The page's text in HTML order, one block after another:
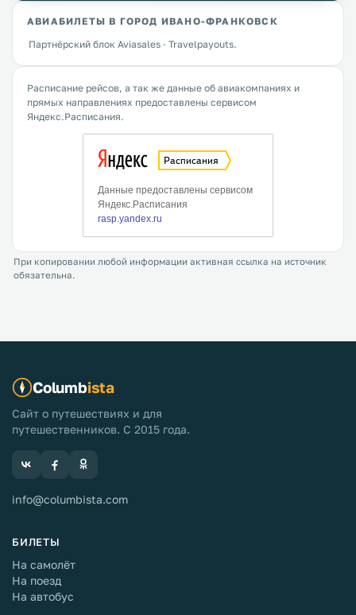
АВИАБИЛЕТЫ В ГОРОД ИВАНО-ФРАНКОВСК
Партнёрский блок Aviasales · Travelpayouts.
Расписание рейсов, а так же данные об авиакомпаниях и
прямых направлениях предоставлены сервисом
Яндекс.Расписания.
При копировании любой информации активная ссылка на источник
обязательна.
Columbista
Сайт о путешествиях и для
путешественников. С 2015 года.
info@columbista.com
БИЛЕТЫ
На самолёт
На поезд
На автобус